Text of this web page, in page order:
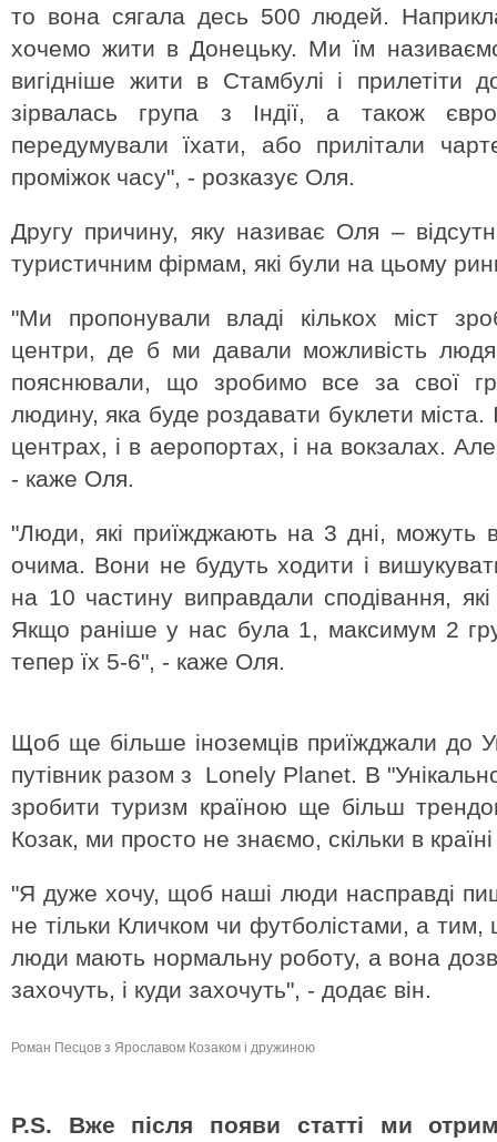
то вона сягала десь 500 людей.
хочемо жити в Донецьку. Ми їм
вигідніше жити в Стамбулі і прилетіти
зірвалась група з Індії, а також
передумували їхати, або прилітали
проміжок часу", - розказує Оля.
Другу причину, яку називає Оля –
туристичним фірмам, які були на цьому
"Ми пропонували владі кількох міст
центри, де б ми давали можливість
пояснювали, що зробимо все за свої
людину, яка буде роздавати буклети міста.
центрах, і в аеропортах, і на вокзалах.
- каже Оля.
"Люди, які приїжджають на 3 дні, можуть
очима. Вони не будуть ходити і
на 10 частину виправдали сподівання,
Якщо раніше у нас була 1, максимум 2
тепер їх 5-6", - каже Оля.
Щоб ще більше іноземців приїжджали до
путівник разом з Lonely Planet. В
зробити туризм країною ще більш
Козак, ми просто не знаємо, скільки в
"Я дуже хочу, щоб наші люди насправді
не тільки Кличком чи футболістами, а
люди мають нормальну роботу, а вона
захочуть, і куди захочуть", - додає він.
Роман Песцов з Ярославом Козаком і дружиною
P.S. Вже після появи статті ми